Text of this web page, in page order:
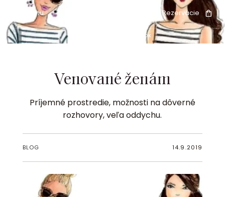
Menu Rezervácie
ČLÁNOK
Venované ženám
Príjemné prostredie, možnosti na dôverné
rozhovory, veľa oddychu.
BLOG 14.9.2019